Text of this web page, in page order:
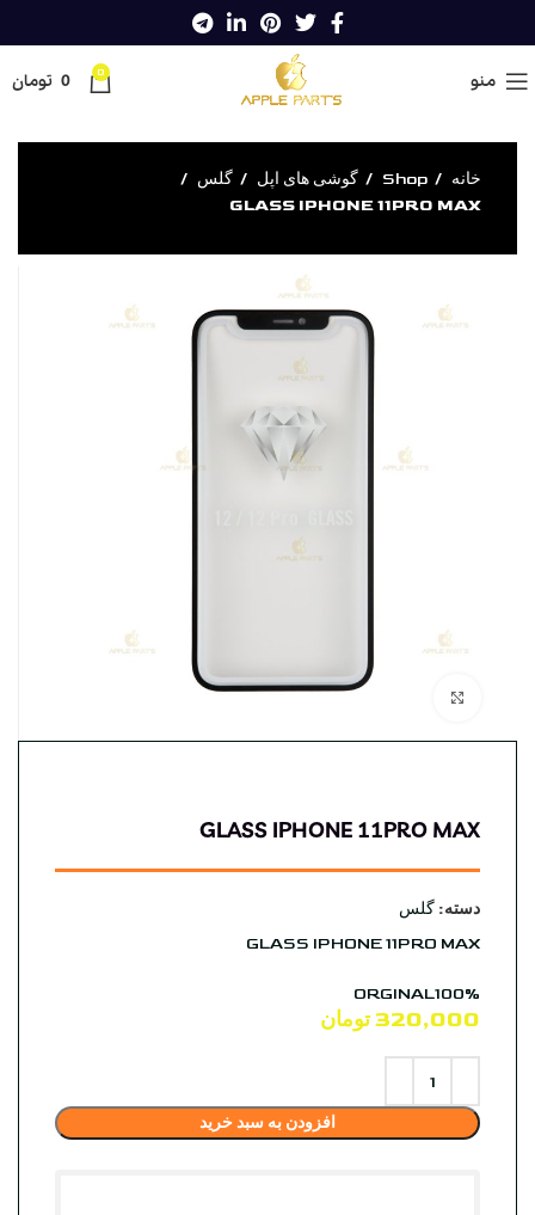
منو 0
0 تومان
خانه Shop گوشی های اپل
گلس
GLASS IPHONE 11PRO MAX
بزرگنمایی تصویر
GLASS IPHONE 11PRO MAX
دسته: گلس
GLASS IPHONE 11PRO MAX
ORGINAL100%
320,000تومان
افزودن به سبد خرید